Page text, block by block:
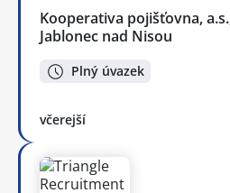
Kooperativa pojišťovna,
Jablonec nad Nisou
Plný úvazek
včerejší